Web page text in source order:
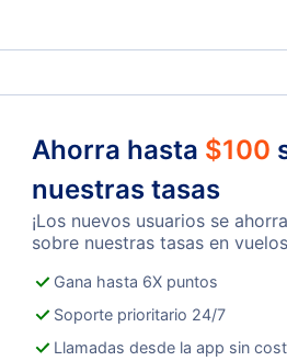
Ahorra hasta $100
nuestras tasas
¡Los nuevos usuarios se
sobre nuestras tasas en
Gana hasta 6X puntos
Soporte prioritario 24/7
Llamadas desde la app sin